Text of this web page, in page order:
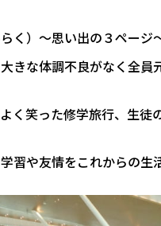
らく）～思い出の３ペー
きな体調不良がなく全員
く笑った修学旅行、生徒
習や友情をこれからの生